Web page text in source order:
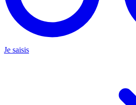
Je saisis